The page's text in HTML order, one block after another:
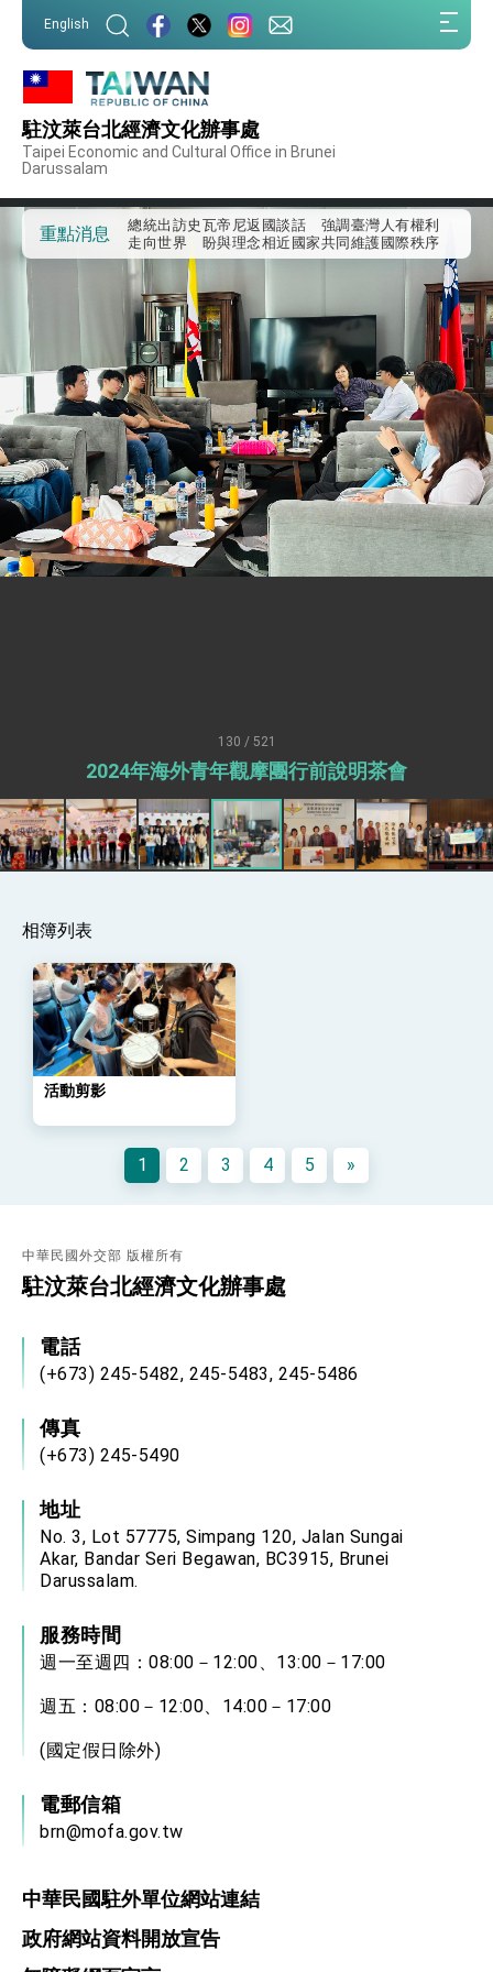
English
駐汶萊台北經濟文化辦事處
Taipei Economic and Cultural Office in Brunei
Darussalam
重點消息
我國政府將在美國亞利桑納州設立「駐鳳凰城辦
事處」，進一步深化台美交流合作
第一屆亞太在宅醫療大會開幕 總統盼分享臺灣
經驗為亞太醫療照護發展開創新里程碑
及「台灣智慧醫療與健康產業展」預告短片，向
世界展現台灣守護全球健康的創新能量
總統出訪史瓦帝尼返國談話 強調臺灣人有權利
走向世界 盼與理念相近國家共同維護國際秩序
堅定走向世界 賴總統抵達史瓦帝尼王國進行國是
訪問
總統與五院院長新春茶敘 盼化分歧為團結、為
國家邁出合作第一步
總統農曆春節談話
台美貿易協議完成簽署達成6大目標、創5大歷史
性突破 總統強調將以3大面向加速臺灣經濟轉型
升級 籲請立院全力支持並盡速通過
臺美簽署「對等貿易協定」確立對等關稅15%且不
疊加 我輸美2072項產品豁免對等關稅
總統接受「法新社」（AFP）專訪內容
外交部長林佳龍於《外交事務》撰文指出：自由
世界 需要台灣，團結合作方能守護繁榮
外交部長林佳龍出席《台灣光華雜誌》50週年慶
外交部長林佳龍午宴歡迎美國聯邦參議員蓋耶哥
訪問團
外交部長林佳龍接見美國智庫「德國馬歇爾基金
會」訪問團一行，深化跨大西洋戰略夥伴關係
臺美經貿談判獲階段性成果 卓揆期勉爭取時間完
成「臺美對等貿易協定」簽署
外交部長林佳龍主持第35次「參與亞太經濟合作
策略小組」跨部會會議
民調顯示多數國人滿意政府外交表現，高度支持
「總合外交」與台歐美日關係深化
總統以「韌性之島，希望之光」為題發表2026新
年談話
會 強調以實力守護台海和平 以決心掌握國家
變局中 奮起的新臺灣 總統發表國慶演說
賴總統就職演說影片
總統重要談話
我國政府將在美國亞利桑納州設立「駐鳳凰城辦
事處」，進一步深化台美交流合作
130 / 521
2024年海外青年觀摩團行前說明茶會
相簿列表
活動剪影
1 2 3 4 5 »
中華民國外交部 版權所有
駐汶萊台北經濟文化辦事處
電話
(+673) 245-5482, 245-5483, 245-5486
傳真
(+673) 245-5490
地址
No. 3, Lot 57775, Simpang 120, Jalan Sungai
Akar, Bandar Seri Begawan, BC3915, Brunei
Darussalam.
服務時間
週一至週四：08:00－12:00、13:00－17:00
週五：08:00－12:00、14:00－17:00
(國定假日除外)
電郵信箱
brn@mofa.gov.tw
中華民國駐外單位網站連結
政府網站資料開放宣告